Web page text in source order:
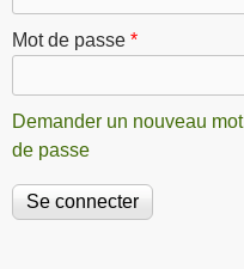
Mot de passe *
Demander un nouveau mot
de passe